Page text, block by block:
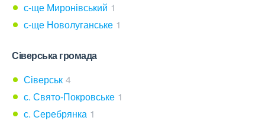
с-ще Миронівський 1
с-ще Новолуганське 1
Сіверська громада
Сіверськ 4
с. Свято-Покровське 1
с. Серебрянка 1